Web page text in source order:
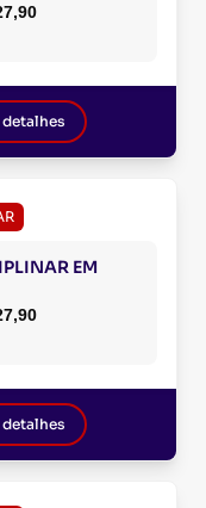
detalhes
EM
detalhes